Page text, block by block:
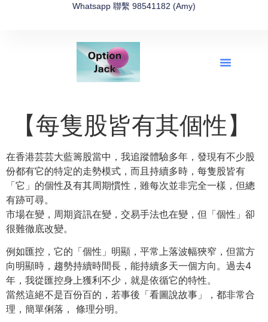
Whatsapp 聯繫 98541182 (Amy)
【每隻股皆有其個性】
在香港芸芸大藍籌股當中，我追蹤體驗多年，發現有不少股
份都有它的特定的走勢模式，而且持續多時，每隻股皆有
「它」的個性及有其周期慣性，雖每次並非完全一樣，但總
有跡可尋。
市場在變，周期資訊在變，交易手法也在變，但「個性」卻
很難徹底改變。
例如匯控，它的「個性」明顯，平常上落波幅狹窄，但當方
向明顯時，趨勢持續時間長，能持續多天一個方向。過去4
年，我從匯控身上獲利不少，就是依循它的特性。
當然這絕不是百份百的，若事後「看圖說故事」，都非常合
理，簡單俐落， 條理分明。